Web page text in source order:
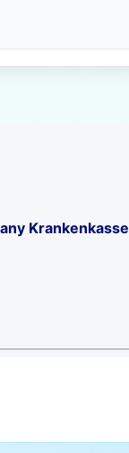
Krankenkasse